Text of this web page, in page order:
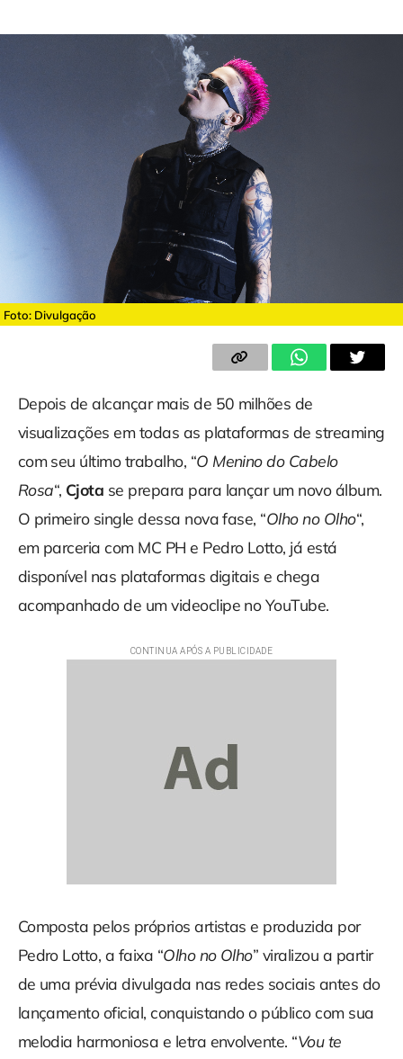
Foto: Divulgação
Depois de alcançar mais de 50 milhões de
visualizações em todas as plataformas de streaming
com seu último trabalho, “O Menino do Cabelo
Rosa“, Cjota se prepara para lançar um novo álbum.
O primeiro single dessa nova fase, “Olho no Olho“,
em parceria com MC PH e Pedro Lotto, já está
disponível nas plataformas digitais e chega
acompanhado de um videoclipe no YouTube.
Composta pelos próprios artistas e produzida por
Pedro Lotto, a faixa “Olho no Olho” viralizou a partir
de uma prévia divulgada nas redes sociais antes do
lançamento oficial, conquistando o público com sua
melodia harmoniosa e letra envolvente. “Vou te